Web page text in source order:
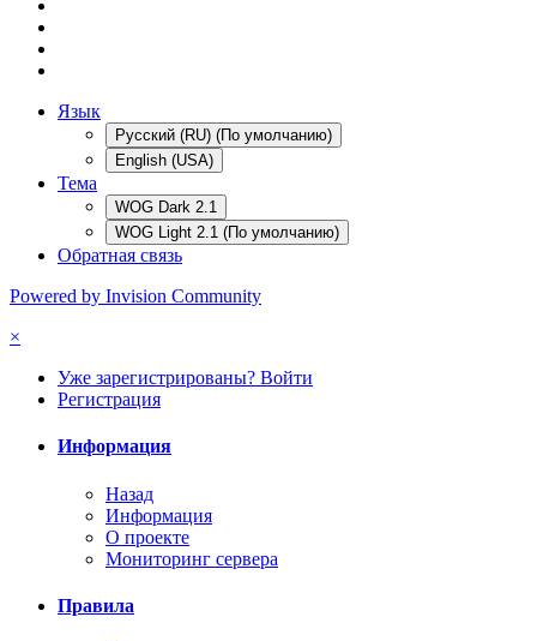
Язык
Русский (RU) (По умолчанию)
English (USA)
Тема
WOG Dark 2.1
WOG Light 2.1 (По умолчанию)
Обратная связь
Powered by Invision Community
×
Уже зарегистрированы? Войти
Регистрация
Информация
Назад
Информация
О проекте
Мониторинг сервера
Правила